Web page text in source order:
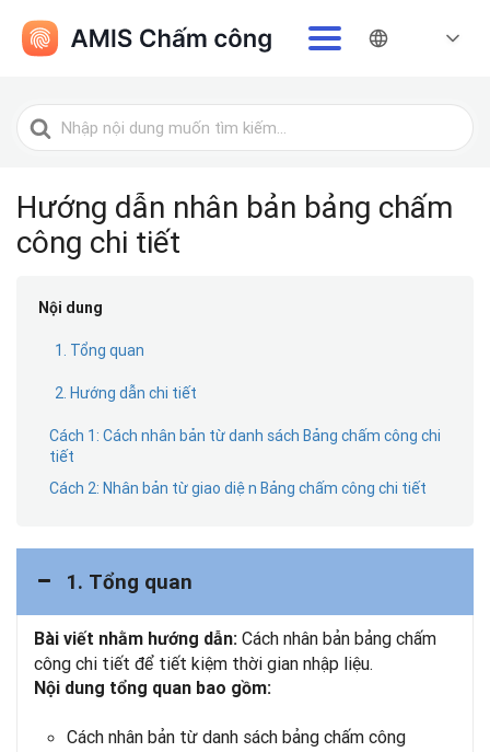
Tìm
kiếm
Hướng dẫn nhân bản bảng chấm
công chi tiết
Nội dung
1. Tổng quan
2. Hướng dẫn chi tiết
Cách 1: Cách nhân bản từ danh sách Bảng chấm công chi
tiết
Cách 2: Nhân bản từ giao diện Bảng chấm công chi tiết
1. Tổng quan
Bài viết nhằm hướng dẫn: Cách nhân bản bảng chấm
công chi tiết để tiết kiệm thời gian nhập liệu.
Nội dung tổng quan bao gồm:
Cách nhân bản từ danh sách bảng chấm công